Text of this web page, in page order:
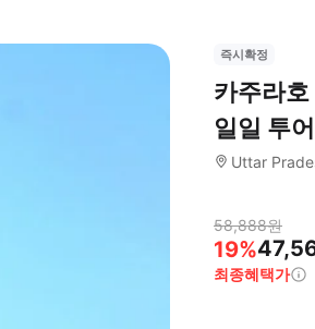
즉시확정
카주라
일일 투어
Uttar
58,888원
19%
최종혜택가